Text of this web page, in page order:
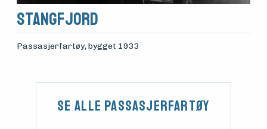
Stangfjord
Passasjerfartøy, bygget 1933
Se alle Passasjerfartøy